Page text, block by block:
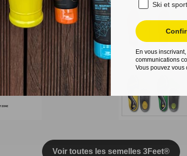
Voir toutes les semelles 3Feet®
Ski et
En vous
communications
Vous pouvez vous